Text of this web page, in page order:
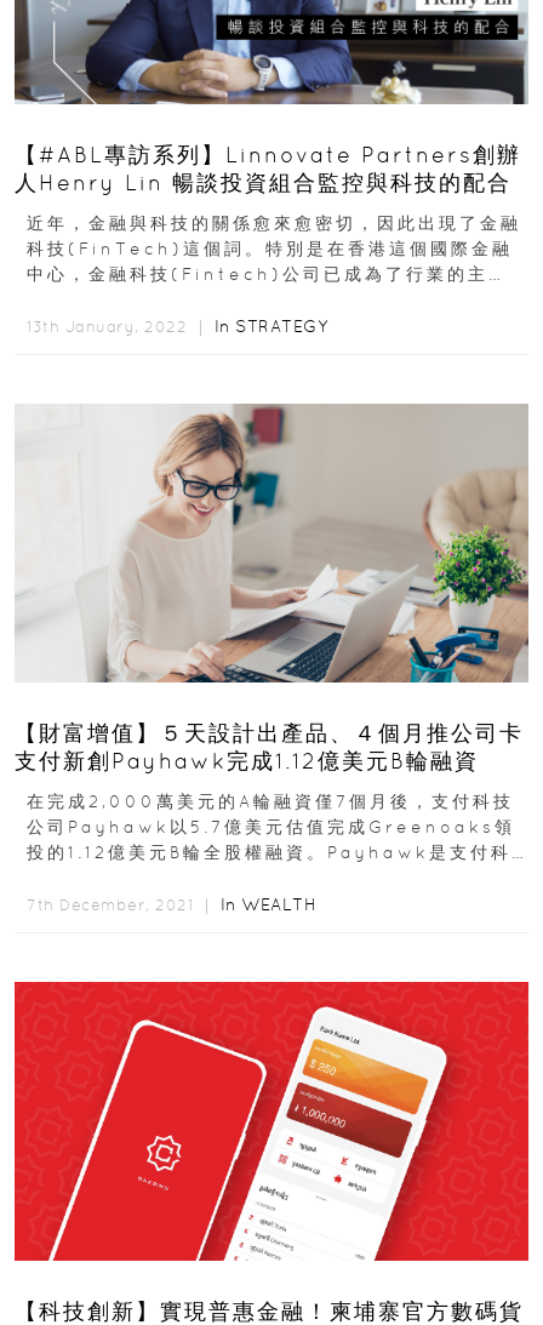
【#ABL專訪系列】Linnovate Partners創辦
人Henry Lin 暢談投資組合監控與科技的配合
近年，金融與科技的關係愈來愈密切，因此出現了金融
科技(FinTech)這個詞。特別是在香港這個國際金融
中心，金融科技(Fintech)公司已成為了行業的主
13th January, 2022 ｜ In STRATEGY
【財富增值】５天設計出產品、４個月推公司卡
支付新創Payhawk完成1.12億美元B輪融資
在完成2,000萬美元的A輪融資僅7個月後，支付科技
公司Payhawk以5.7億美元估值完成Greenoaks領
投的1.12億美元B輪全股權融資。Payhawk是支付科
7th December, 2021 ｜ In WEALTH
【科技創新】實現普惠金融！柬埔寨官方數碼貨